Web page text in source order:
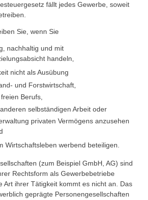
fällt jedes Gewerbe, soweit
Sie, wenn Sie
nachhaltig und mit
handeln,
nicht als Ausübung
und Forstwirtschaft,
Berufs,
selbständigen Arbeit oder
privaten Vermögens anzusehen
Wirtschaftsleben werbend beteiligen.
(zum Beispiel GmbH, AG) sind
Rechtsform als Gewerbebetriebe
Art ihrer Tätigkeit kommt es nicht an. Das
geprägte Personengesellschaften